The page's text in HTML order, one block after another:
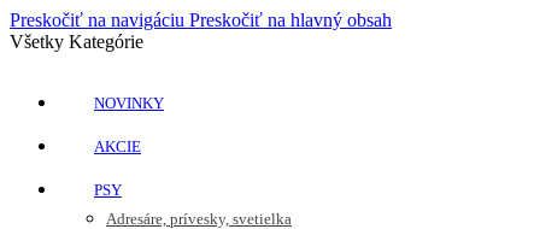
Preskočiť na navigáciu Preskočiť na hlavný obsah
Všetky Kategórie
NOVINKY
AKCIE
PSY
Adresáre, prívesky, svetielka